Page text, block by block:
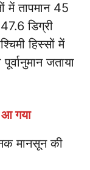
में तापमान 45
डिग्री
हिस्सों में
जताया
गया
मानसून की